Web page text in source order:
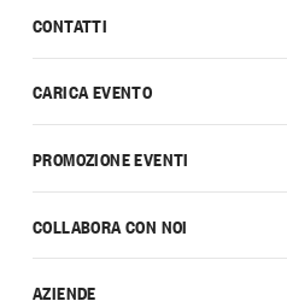
CONTATTI
CARICA EVENTO
PROMOZIONE EVENTI
COLLABORA CON NOI
AZIENDE